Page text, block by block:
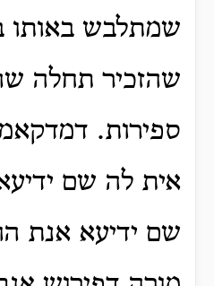
שמתלבש באותו
שהזכיר תחלה
ספירות.
אית לה שם
שם ידיעא אנת